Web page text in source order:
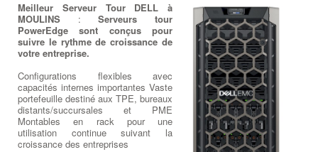
Meilleur Serveur Tour DELL à
MOULINS :Serveurs tour
PowerEdge sont conçus pour
suivre le rythme de croissance de
votre entreprise.
Configurations flexibles avec
capacités internes importantes Vaste
portefeuille destiné aux TPE, bureaux
distants/succursales et PME
Montables en rack pour une
utilisation continue suivant la
croissance des entreprises